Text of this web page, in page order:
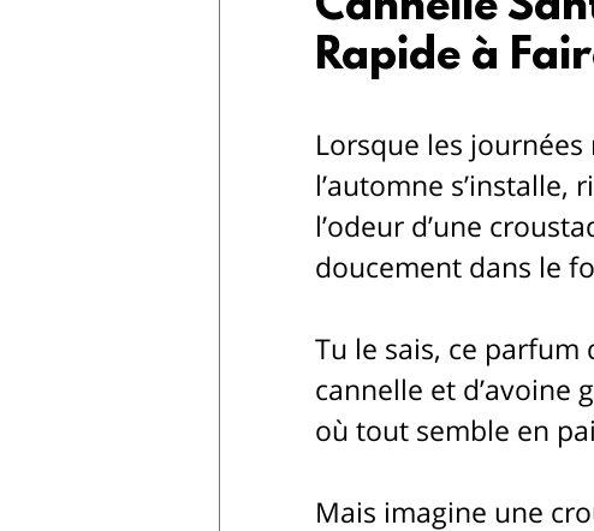
Rapide à
Lorsque les journées
l’automne s’installe,
l’odeur d’une
doucement dans le
Tu le sais, ce parfum
cannelle et d’avoine
où tout semble en
Mais imagine une